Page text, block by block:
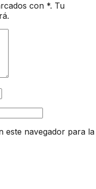
con *. Tu
este navegador para la